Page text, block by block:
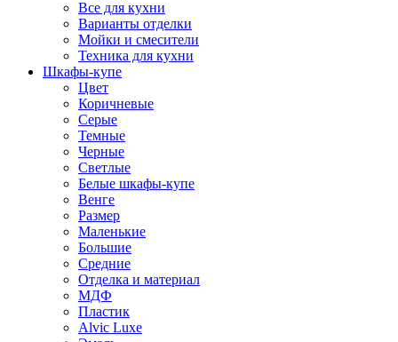
Все для кухни
Варианты отделки
Мойки и смесители
Техника для кухни
Шкафы-купе
Цвет
Коричневые
Серые
Темные
Черные
Светлые
Белые шкафы-купе
Венге
Размер
Маленькие
Большие
Средние
Отделка и материал
МДФ
Пластик
Alvic Luxe